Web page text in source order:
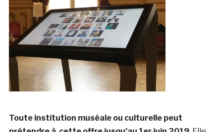
Toute institution muséale ou culturelle peut